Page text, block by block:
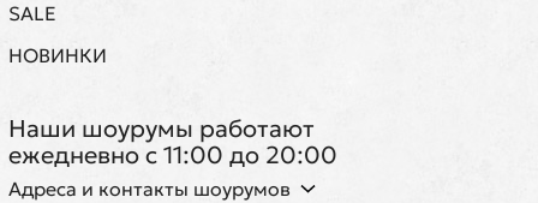
SALE
НОВИНКИ
Наши шоурумы работают
ежедневно с 11:00 до 20:00
Адреса и контакты шоурумов